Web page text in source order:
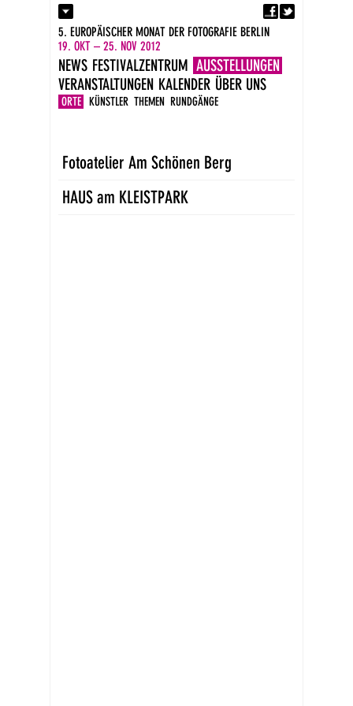
Kontakt
Presse
Impressum
DE
EN
5. EUROPÄISCHER MONAT DER FOTOGRAFIE BERLIN
19. OKT – 25. NOV 2012
NEWS FESTIVALZENTRUM AUSSTELLUNGEN
ORTE KÜNSTLER THEMEN RUNDGÄNGE
VERANSTALTUNGEN KALENDER ÜBER UNS
Fotoatelier Am Schönen Berg
HAUS am KLEISTPARK